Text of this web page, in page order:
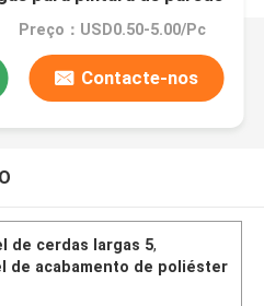
Preço：USD0.50-5.00/Pc
Contacte-nos
de cerdas largas 5,
de acabamento de poliéster